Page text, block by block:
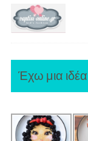
Έχω μια ιδέα